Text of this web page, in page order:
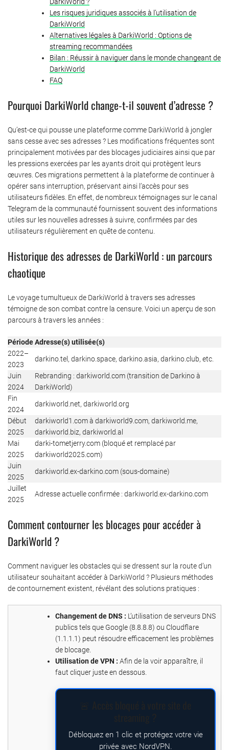
Les risques juridiques associés à l’utilisation de
DarkiWorld
Alternatives légales à DarkiWorld : Options de
streaming recommandées
Bilan : Réussir à naviguer dans le monde changeant de
DarkiWorld
FAQ
Pourquoi DarkiWorld change-t-il souvent d’adresse ?
Qu’est-ce qui pousse une plateforme comme DarkiWorld à jongler
sans cesse avec ses adresses ? Les modifications fréquentes sont
principalement motivées par des blocages judiciaires ainsi que par
les pressions exercées par les ayants droit qui protègent leurs
œuvres. Ces migrations permettent à la plateforme de continuer à
opérer sans interruption, préservant ainsi l’accès pour ses
utilisateurs fidèles. En effet, de nombreux témoignages sur le canal
Telegram de la communauté fournissent souvent des informations
utiles sur les nouvelles adresses à suivre, confirmées par des
utilisateurs régulièrement en quête de contenu.
Historique des adresses de DarkiWorld : un parcours
chaotique
Le voyage tumultueux de DarkiWorld à travers ses adresses
témoigne de son combat contre la censure. Voici un aperçu de son
parcours à travers les années :
PériodeAdresse(s) utilisée(s)
2022–
2023
darkino.tel, darkino.space, darkino.asia, darkino.club, etc.
Juin
2024
Rebranding : darkiworld.com (transition de Darkino à
DarkiWorld)
Fin
2024
darkiworld.net, darkiworld.org
Début
2025
darkiworld1.com à darkiworld9.com, darkiworld.me,
darkiworld.biz, darkiworld.al
Mai
2025
darki-tometjerry.com (bloqué et remplacé par
darkiworld2025.com)
Juin
2025
darkiworld.ex-darkino.com (sous-domaine)
Juillet
2025
Adresse actuelle confirmée : darkiworld.ex-darkino.com
Comment contourner les blocages pour accéder à
DarkiWorld ?
Comment naviguer les obstacles qui se dressent sur la route d’un
utilisateur souhaitant accéder à DarkiWorld ? Plusieurs méthodes
de contournement existent, révélant des solutions pratiques :
Changement de DNS : L’utilisation de serveurs DNS
publics tels que Google (8.8.8.8) ou Cloudflare
(1.1.1.1) peut résoudre efficacement les problèmes
de blocage.
Utilisation de VPN : Afin de la voir apparaître, il
faut cliquer juste en dessous.
Débloquez en 1 clic et protégez votre vie
privée avec NordVPN.